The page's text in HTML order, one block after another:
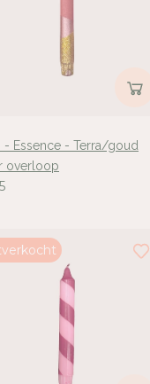
- Essence - Terra/goud
overloop